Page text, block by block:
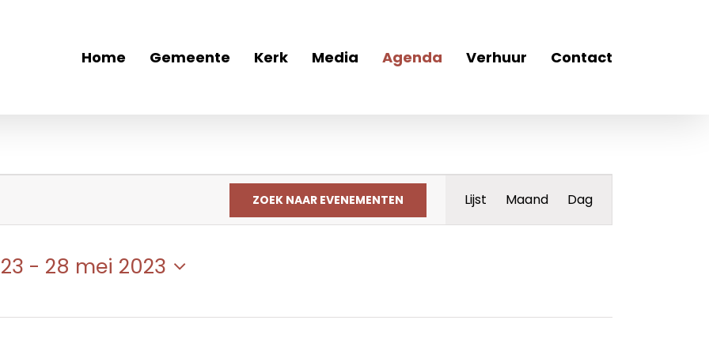
Home Gemeente Kerk Media Agenda Verhuur Contact
ZOEK NAAR EVENEMENTEN
weergaven
navigatie
Lijst Maand Dag
- 28 mei 2023